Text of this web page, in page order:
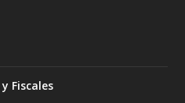
Fiscales